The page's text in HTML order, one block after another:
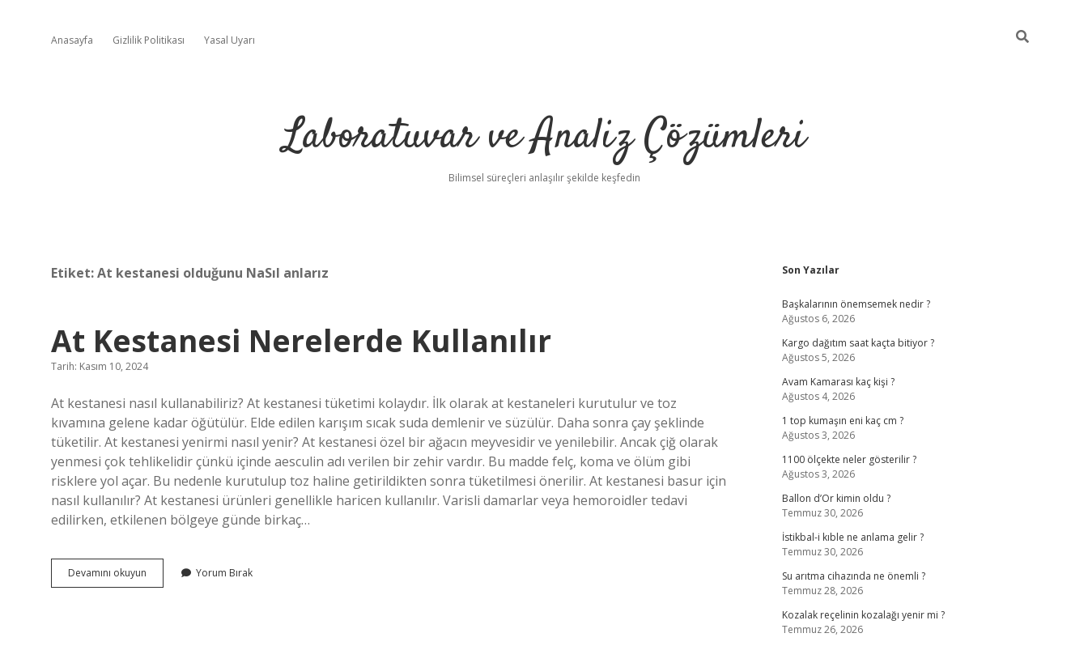
Anasayfa Gizlilik Politikası Yasal Uyarı
Laboratuvar ve Analiz Çözümleri
Bilimsel süreçleri anlaşılır şekilde keşfedin
Etiket:At kestanesi olduğunu NaSıl anlarız
At Kestanesi Nerelerde Kullanılır
Tarih: Kasım 10, 2024
At kestanesi nasıl kullanabiliriz? At kestanesi tüketimi kolaydır. İlk olarak at kestaneleri kurutulur ve toz
kıvamına gelene kadar öğütülür. Elde edilen karışım sıcak suda demlenir ve süzülür. Daha sonra çay şeklinde
tüketilir. At kestanesi yenirmi nasıl yenir? At kestanesi özel bir ağacın meyvesidir ve yenilebilir. Ancak çiğ olarak
yenmesi çok tehlikelidir çünkü içinde aesculin adı verilen bir zehir vardır. Bu madde felç, koma ve ölüm gibi
risklere yol açar. Bu nedenle kurutulup toz haline getirildikten sonra tüketilmesi önerilir. At kestanesi basur için
nasıl kullanılır? At kestanesi ürünleri genellikle haricen kullanılır. Varisli damarlar veya hemoroidler tedavi
edilirken, etkilenen bölgeye günde birkaç…
Devamını okuyun
Kestanesi
Yorum Bırak
Sidebar
Son Yazılar
Başkalarının önemsemek nedir ?
Ağustos 6, 2026
Kargo dağıtım saat kaçta bitiyor ?
Ağustos 5, 2026
Avam Kamarası kaç kişi ?
Ağustos 4, 2026
1 top kumaşın eni kaç cm ?
Ağustos 3, 2026
1100 ölçekte neler gösterilir ?
Ağustos 3, 2026
Ballon d’Or kimin oldu ?
Temmuz 30, 2026
İstikbal-i kıble ne anlama gelir ?
Temmuz 30, 2026
Su arıtma cihazında ne önemli ?
Temmuz 28, 2026
Kozalak reçelinin kozalağı yenir mi ?
Temmuz 26, 2026